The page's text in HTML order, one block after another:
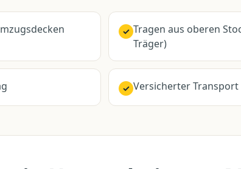
✓ Tragen aus oberen
Träger)
✓ Versicherter Transport